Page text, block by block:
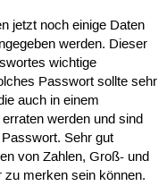
jetzt noch einige Daten
werden. Dieser
wichtige
Passwort sollte sehr
auch in einem
werden und sind
Sehr gut
von Zahlen, Groß- und
zu merken sein können.